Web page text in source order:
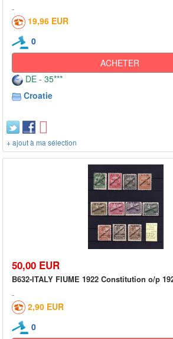
19,96 EUR
0
ACHETER
DE - 35***
Croatie
+ ajout à ma sélection
50,00 EUR
B632-ITALY FIUME 1922 Constitution o/p
2,90 EUR
0